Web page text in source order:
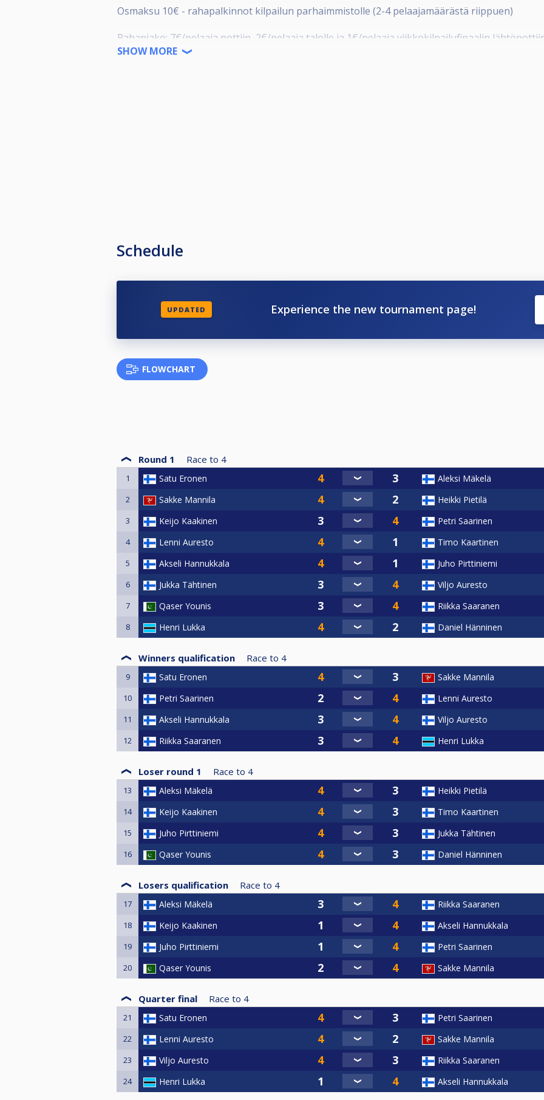
Osmaksu 10€ - rahapalkinnot kilpailun parhaimmistolle (2-4 pelaajamäärästä riippuen)
Rahanjako: 7€/pelaaja pottiin, 2€/pelaaja talolle ja 1€/pelaaja viikkokilpailufinaalin
SHOW MORE
Schedule
UPDATED Experience the new tournament page!
FLOWCHART
Round 1 Race to 4
1 Satu Eronen Aleksi Mäkelä
2 Sakke Mannila Heikki Pietilä
3 Keijo Kaakinen Petri Saarinen
4 Lenni Auresto Timo Kaartinen
5 Akseli Hannukkala Juho Pirttiniemi
6 Jukka Tähtinen Viljo Auresto
7 Qaser Younis Riikka Saaranen
8 Henri Lukka Daniel Hänninen
Winners qualification Race to 4
9 Satu Eronen Sakke Mannila
10 Petri Saarinen Lenni Auresto
11 Akseli Hannukkala Viljo Auresto
12 Riikka Saaranen Henri Lukka
Loser round 1 Race to 4
13 Aleksi Mäkelä Heikki Pietilä
14 Keijo Kaakinen Timo Kaartinen
15 Juho Pirttiniemi Jukka Tähtinen
16 Qaser Younis Daniel Hänninen
Losers qualification Race to 4
17 Aleksi Mäkelä Riikka Saaranen
18 Keijo Kaakinen Akseli Hannukkala
19 Juho Pirttiniemi Petri Saarinen
20 Qaser Younis Sakke Mannila
Quarter final Race to 4
21 Satu Eronen Petri Saarinen
22 Lenni Auresto Sakke Mannila
23 Viljo Auresto Riikka Saaranen
24 Henri Lukka Akseli Hannukkala